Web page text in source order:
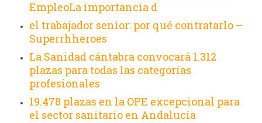
EmpleoLa importancia d
el trabajador senior: por qué contratarlo –
Superrhheroes
La Sanidad cántabra convocará 1.312
plazas para todas las categorías
profesionales
19.478 plazas en la OPE excepcional para
el sector sanitario en Andalucía